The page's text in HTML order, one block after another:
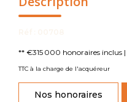
** €315 000 honoraires inclus |
TTC à la charge de l'acquéreur
Nos honoraires